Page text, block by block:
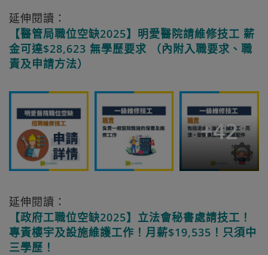
延伸閱讀：
【醫管局職位空缺2025】明愛醫院請維修技工 薪
金可達$28,623 無學歷要求 （內附入職要求、職
責及申請方法）
+42
延伸閱讀：
【政府工職位空缺2025】立法會秘書處請技工！
專責樓宇及設施維護工作！月薪$19,535！只須中
三學歷！